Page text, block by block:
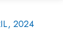
2024